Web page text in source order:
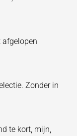
afgelopen
Zonder in
te kort, mijn,